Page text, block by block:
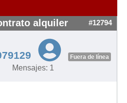
Horizontal
de Junta de Propietarios
de Propietarios
alquiler #12794
Fuera de línea
Mensajes: 1